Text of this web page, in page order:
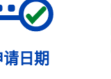
日期